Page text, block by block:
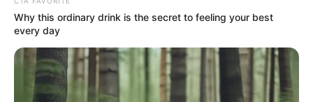
Why this ordinary drink is the secret to feeling your best
every day